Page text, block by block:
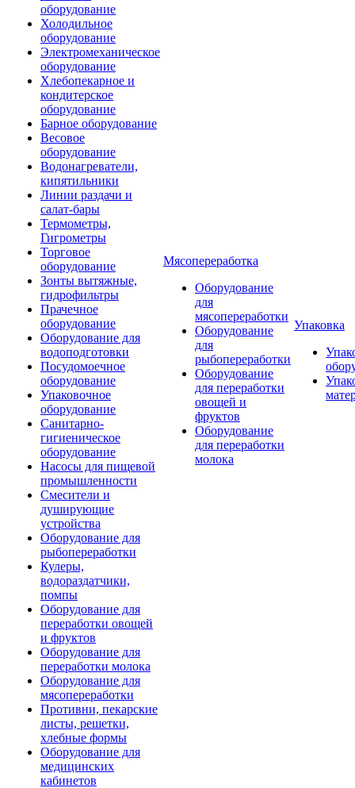
оборудование
Холодильное
оборудование
Электромеханическое
оборудование
Хлебопекарное и
кондитерское
оборудование
Барное оборудование
Весовое
оборудование
Водонагреватели,
кипятильники
Линии раздачи и
салат-бары
Термометры,
Гигрометры
Торговое
оборудование
Зонты вытяжные,
гидрофильтры
Прачечное
оборудование
Оборудование для
водоподготовки
Посудомоечное
оборудование
Упаковочное
оборудование
Санитарно-
гигиеническое
оборудование
Насосы для пищевой
промышленности
Смесители и
душирующие
устройства
Оборудование для
рыбопереработки
Кулеры,
водораздатчики,
помпы
Оборудование для
переработки овощей
и фруктов
Оборудование для
переработки молока
Оборудование для
мясопереработки
Противни, пекарские
листы, решетки,
хлебные формы
Оборудование для
медицинских
кабинетов
Мясопереработка
Оборудование
для
мясопереработки
Оборудование
для
рыбопереработки
Оборудование
для переработки
овощей и
фруктов
Оборудование
для переработки
молока
Упаковка